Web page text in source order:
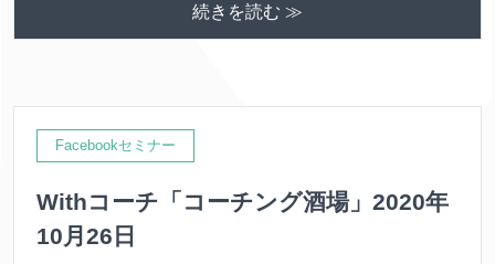
続きを読む ≫
Facebookセミナー
Withコーチ「コーチング酒場」2020年
10月26日